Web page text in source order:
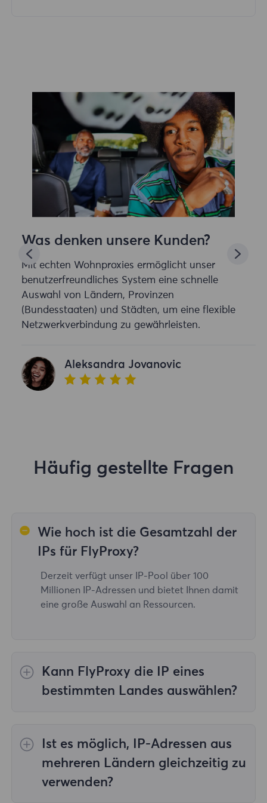
Was denken unsere Kunden?
Mit echten Wohnproxies ermöglicht unser
benutzerfreundliches System eine schnelle
Auswahl von Ländern, Provinzen
(Bundesstaaten) und Städten, um eine flexible
Netzwerkverbindung zu gewährleisten.
Aleksandra Jovanovic
Häufig gestellte Fragen
Wie hoch ist die Gesamtzahl der
IPs für FlyProxy?
Derzeit verfügt unser IP-Pool über 100
Millionen IP-Adressen und bietet Ihnen damit
eine große Auswahl an Ressourcen.
Kann FlyProxy die IP eines
bestimmten Landes auswählen?
Länder/Regionen weltweit; Unbegrenzte
Wohn-Proxys
unterstützt nicht die Auswahl
von Proxys für bestimmte Länder/Regionen;
Statische Wohn-Proxys
Ist es möglich, IP-Adressen aus
mehreren Ländern gleichzeitig zu
verwenden?